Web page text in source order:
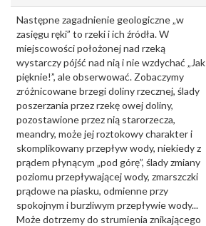
Następne zagadnienie geologiczne „w
zasięgu ręki” to rzeki i ich źródła. W
miejscowości położonej nad rzeką
wystarczy pójść nad nią i nie wzdychać „Jak
pięknie!”, ale obserwować. Zobaczymy
zróżnicowane brzegi doliny rzecznej, ślady
poszerzania przez rzekę owej doliny,
pozostawione przez nią starorzecza,
meandry, może jej roztokowy charakter i
skomplikowany przepływ wody, niekiedy z
prądem płynącym „pod górę”, ślady zmiany
poziomu przepływającej wody, zmarszczki
prądowe na piasku, odmienne przy
spokojnym i burzliwym przepływie wody...
Może dotrzemy do strumienia znikającego